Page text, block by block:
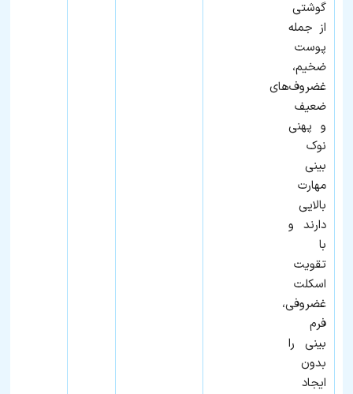
گوشتی
از جمله
پوست
ضخیم،
غضروف‌های
ضعیف
و پهنی
نوک
بینی
مهارت
بالایی
دارند و
با
تقویت
اسکلت
غضروفی،
فرم
بینی را
بدون
ایجاد